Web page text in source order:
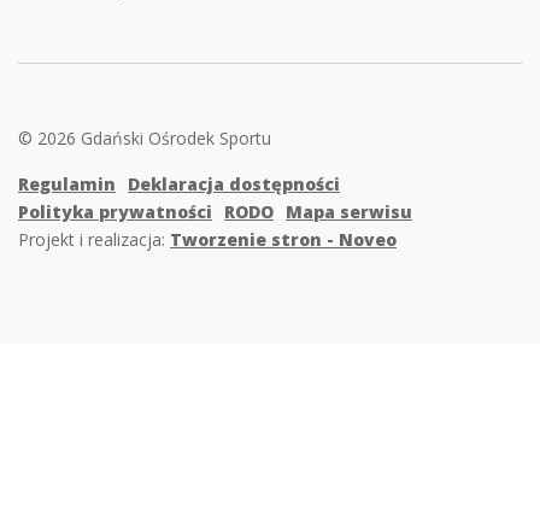
© 2026 Gdański Ośrodek Sportu
Regulamin
Deklaracja dostępności
Polityka prywatności
RODO Mapa serwisu
Projekt i realizacja: Tworzenie stron - Noveo